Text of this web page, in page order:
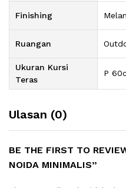
Finishing
Ruangan
Ukuran Kursi
Teras
P
Ulasan (0)
BE THE FIRST TO
NOIDA MINIMALIS”